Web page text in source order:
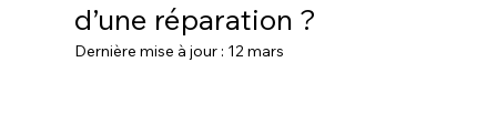
d’une réparation ?
Dernière mise à jour : 12 mars